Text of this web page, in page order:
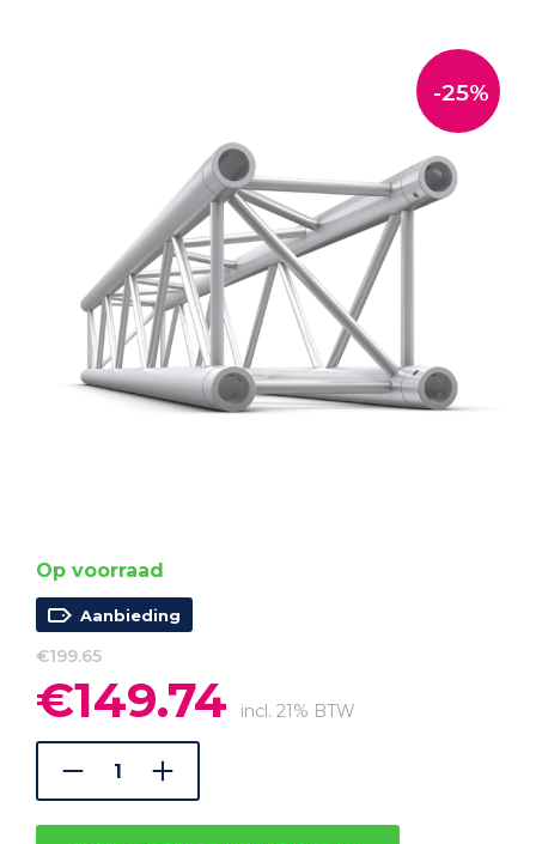
-25%
Op voorraad
Aanbieding
€199.65
Oorspronkelijke
prijs
was:
€199.65.
€149.74 prijs
incl. 21% BTW